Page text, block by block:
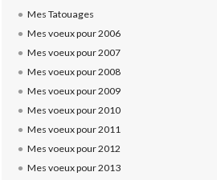
Mes Tatouages
Mes voeux pour 2006
Mes voeux pour 2007
Mes voeux pour 2008
Mes voeux pour 2009
Mes voeux pour 2010
Mes voeux pour 2011
Mes voeux pour 2012
Mes voeux pour 2013